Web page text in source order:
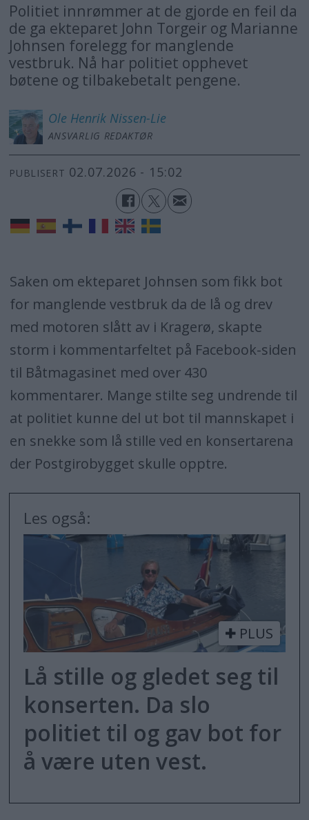
Politiet innrømmer at de gjorde en feil da
de ga ekteparet John Torgeir og Marianne
Johnsen forelegg for manglende
vestbruk. Nå har politiet opphevet
bøtene og tilbakebetalt pengene.
Ole Henrik Nissen-Lie
ANSVARLIG REDAKTØR
PUBLISERT 02.07.2026 - 15:02
Saken om ekteparet Johnsen som fikk bot
for manglende vestbruk da de lå og drev
med motoren slått av i Kragerø, skapte
storm i kommentarfeltet på Facebook-siden
til Båtmagasinet med over 430
kommentarer. Mange stilte seg undrende til
at politiet kunne del ut bot til mannskapet i
en snekke som lå stille ved en konsertarena
der Postgirobygget skulle opptre.
Les også:
PLUS
Lå stille og gledet seg til
konserten. Da slo
politiet til og gav bot for
å være uten vest.